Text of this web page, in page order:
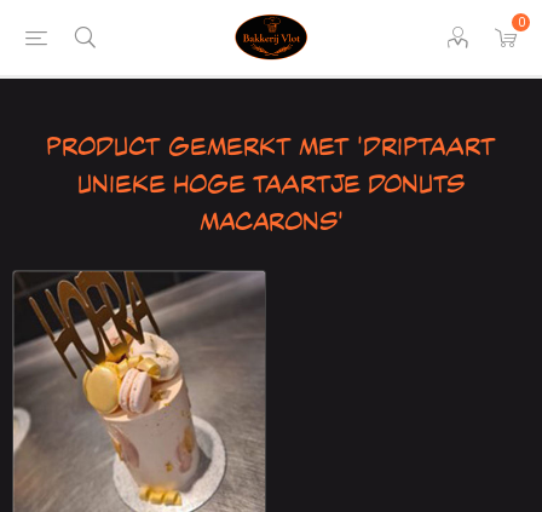
0
Product gemerkt met 'driptaart
unieke hoge taartje donuts
macarons'